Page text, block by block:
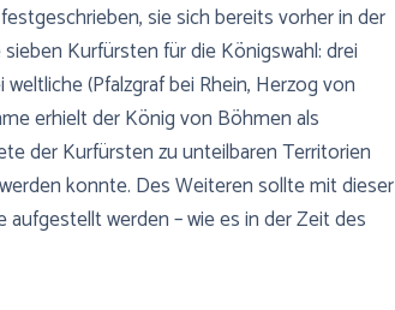
sie sich bereits vorher in der
Kurfürsten für die Königswahl: drei
(Pfalzgraf bei Rhein, Herzog von
erhielt der König von Böhmen als
der Kurfürsten zu unteilbaren Territorien
konnte. Des Weiteren sollte mit dieser
werden – wie es in der Zeit des